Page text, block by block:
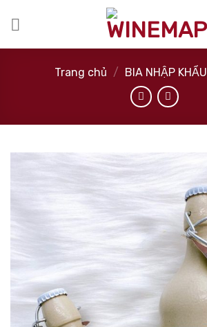
Trang chủ / BIA NHẬP KHẨU